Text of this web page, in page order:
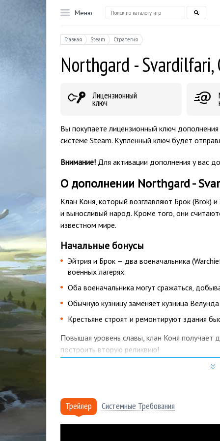
Меню
Главная Steam Стратегия
Northgard - Svardilfari,
Лицензионный
ключ
Вы покупаете лицензионный ключ
системе Steam. Купленный ключ будет
Внимание! Для активации дополнения у вас
О дополнении Northgard -
Клан Коня, который возглавляют Брок (Brok)
и выносливый народ. Кроме того, они
известном мире.
Начальные бонусы
Эйтрия и Брок — два военачальника
военных лагерях.
Оба военачальника могут сражаться,
Обычную кузницу заменяет кузница
Крестьяне строят и ремонтируют здания
Повышая уровень славы, клан Коня получает
построить вторую реликвию!
Кроме того, клан имеет собственную
Вместо обычной кузницы у вас будет
скорость ковки на 20%.
Трейлер Системные Требования